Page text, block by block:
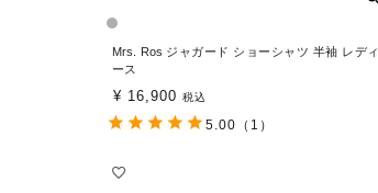
Mrs. Ros ジャガード ショーシャツ 半袖 レディ
ース
¥ 16,900 税込
5.00 （1）